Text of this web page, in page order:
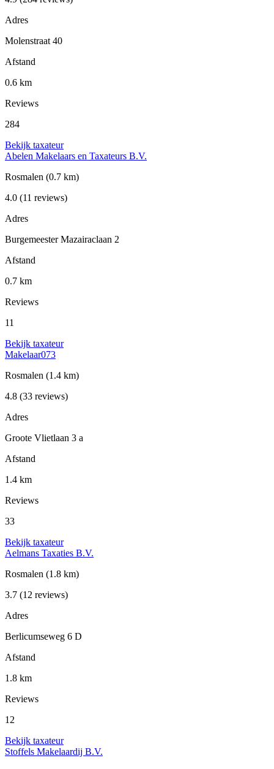
Adres
Molenstraat 40
Afstand
0.6 km
Reviews
284
Bekijk taxateur
Abelen Makelaars en Taxateurs B.V.
Rosmalen (0.7 km)
4.0 (11 reviews)
Adres
Burgemeester Mazairaclaan 2
Afstand
0.7 km
Reviews
11
Bekijk taxateur
Makelaar073
Rosmalen (1.4 km)
4.8 (33 reviews)
Adres
Groote Vlietlaan 3 a
Afstand
1.4 km
Reviews
33
Bekijk taxateur
Aelmans Taxaties B.V.
Rosmalen (1.8 km)
3.7 (12 reviews)
Adres
Berlicumseweg 6 D
Afstand
1.8 km
Reviews
12
Bekijk taxateur
Stoffels Makelaardij B.V.